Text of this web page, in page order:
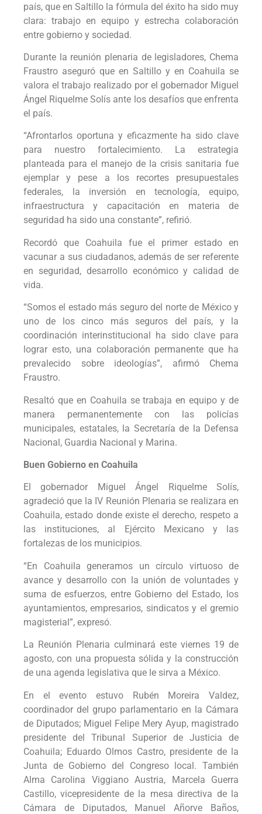
país, que en Saltillo la fórmula del éxito ha sido muy
clara: trabajo en equipo y estrecha colaboración
entre gobierno y sociedad.
Durante la reunión plenaria de legisladores, Chema
Fraustro aseguró que en Saltillo y en Coahuila se
valora el trabajo realizado por el gobernador Miguel
Ángel Riquelme Solís ante los desafíos que enfrenta
el país.
“Afrontarlos oportuna y eficazmente ha sido clave
para nuestro fortalecimiento. La estrategia
planteada para el manejo de la crisis sanitaria fue
ejemplar y pese a los recortes presupuestales
federales, la inversión en tecnología, equipo,
infraestructura y capacitación en materia de
seguridad ha sido una constante”, refirió.
Recordó que Coahuila fue el primer estado en
vacunar a sus ciudadanos, además de ser referente
en seguridad, desarrollo económico y calidad de
vida.
“Somos el estado más seguro del norte de México y
uno de los cinco más seguros del país, y la
coordinación interinstitucional ha sido clave para
lograr esto, una colaboración permanente que ha
prevalecido sobre ideologías”, afirmó Chema
Fraustro.
Resaltó que en Coahuila se trabaja en equipo y de
manera permanentemente con las policías
municipales, estatales, la Secretaría de la Defensa
Nacional, Guardia Nacional y Marina.
Buen Gobierno en Coahuila
El gobernador Miguel Ángel Riquelme Solís,
agradeció que la IV Reunión Plenaria se realizara en
Coahuila, estado donde existe el derecho, respeto a
las instituciones, al Ejército Mexicano y las
fortalezas de los municipios.
“En Coahuila generamos un círculo virtuoso de
avance y desarrollo con la unión de voluntades y
suma de esfuerzos, entre Gobierno del Estado, los
ayuntamientos, empresarios, sindicatos y el gremio
magisterial”, expresó.
La Reunión Plenaria culminará este viernes 19 de
agosto, con una propuesta sólida y la construcción
de una agenda legislativa que le sirva a México.
En el evento estuvo Rubén Moreira Valdez,
coordinador del grupo parlamentario en la Cámara
de Diputados; Miguel Felipe Mery Ayup, magistrado
presidente del Tribunal Superior de Justicia de
Coahuila; Eduardo Olmos Castro, presidente de la
Junta de Gobierno del Congreso local. También
Alma Carolina Viggiano Austria, Marcela Guerra
Castillo, vicepresidente de la mesa directiva de la
Cámara de Diputados, Manuel Añorve Baños,